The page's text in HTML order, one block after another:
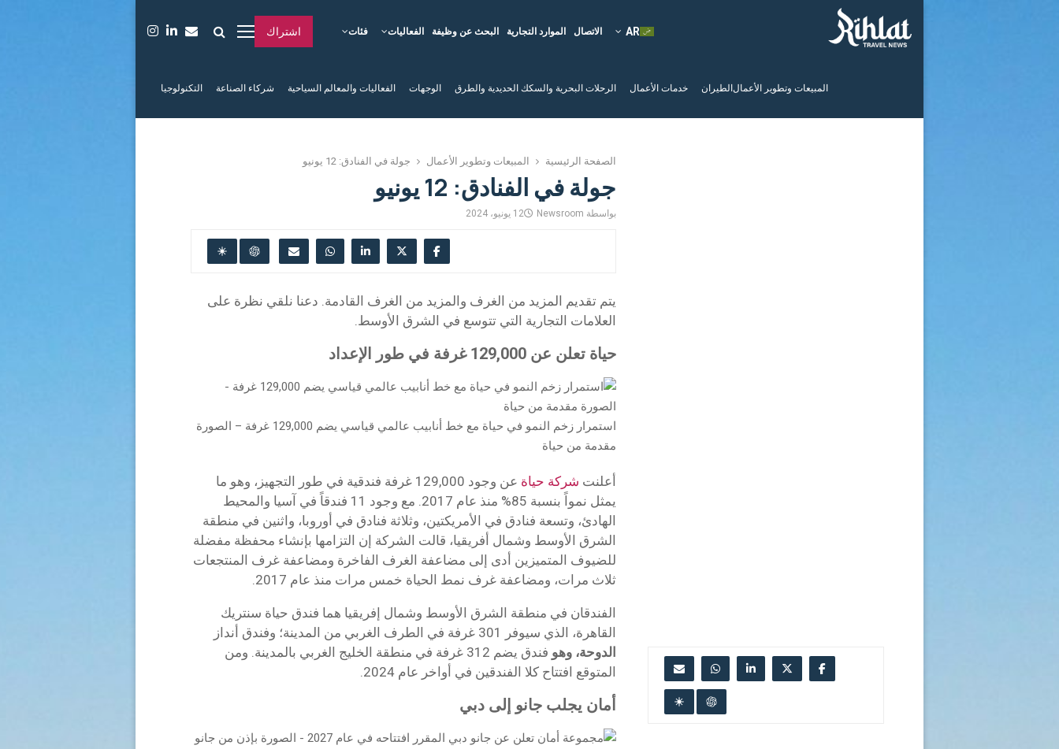
فئات الفعاليات البحث عن وظيفة الموارد التجارية الاتصال اشتراك
المبيعات وتطوير الأعمال الطيران خدمات الأعمال الرحلات البحرية والسكك الحديدية والطرق الوجهات الفعاليات والمعالم السياحية شركاء الصناعة التكنولوجيا
الصفحة الرئيسية المبيعات وتطوير الأعمال جولة في الفنادق: 12 يونيو
جولة في الفنادق: 12 يونيو
بواسطة Newsroom 12 يونيو، 2024
يتم تقديم المزيد من الغرف والمزيد من الغرف القادمة. دعنا نلقي نظرة على
العلامات التجارية التي تتوسع في الشرق الأوسط.
حياة تعلن عن 129,000 غرفة في طور الإعداد
استمرار زخم النمو في حياة مع خط أنابيب عالمي قياسي يضم 129,000 غرفة – الصورة
مقدمة من حياة
أعلنت شركة حياة
عن وجود 129,000 غرفة فندقية في طور التجهيز، وهو ما
يمثل نمواً بنسبة 85% منذ عام 2017. مع وجود 11 فندقاً في آسيا والمحيط
الهادئ، وتسعة فنادق في الأمريكتين، وثلاثة فنادق في أوروبا، واثنين في منطقة
الشرق الأوسط وشمال أفريقيا، قالت الشركة إن التزامها بإنشاء محفظة مفضلة
للضيوف المتميزين أدى إلى مضاعفة الغرف الفاخرة ومضاعفة غرف المنتجعات
ثلاث مرات، ومضاعفة غرف نمط الحياة خمس مرات منذ عام 2017.
الفندقان في منطقة الشرق الأوسط وشمال إفريقيا هما فندق حياة سنتريك
القاهرة، الذي سيوفر 301 غرفة في الطرف الغربي من المدينة؛ وفندق أنداز
الدوحة، وهو
فندق يضم 312 غرفة في منطقة الخليج الغربي بالمدينة. ومن
المتوقع افتتاح كلا الفندقين في أواخر عام 2024.
أمان يجلب جانو إلى دبي